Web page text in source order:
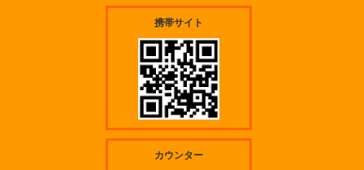
携帯サイト
カウンター